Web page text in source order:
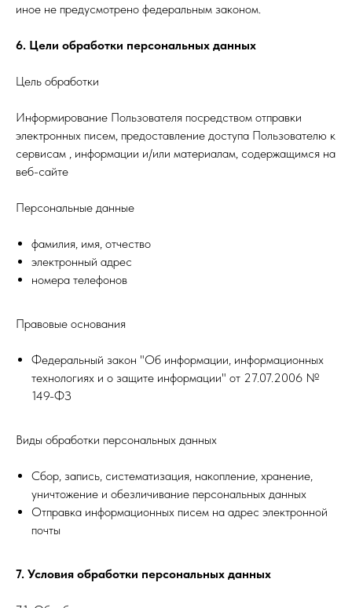
иное не предусмотрено федеральным законом.
6. Цели обработки персональных данных
Цель обработки
Информирование Пользователя посредством отправки
электронных писем, предоставление доступа Пользователю к
сервисам , информации и/или материалам, содержащимся на
веб-сайте
Персональные данные
фамилия, имя, отчество
электронный адрес
номера телефонов
Правовые основания
Федеральный закон "Об информации, информационных
технологиях и о защите информации" от 27.07.2006 №
149-ФЗ
Виды обработки персональных данных
Сбор, запись, систематизация, накопление, хранение,
уничтожение и обезличивание персональных данных
Отправка информационных писем на адрес электронной
почты
7. Условия обработки персональных данных